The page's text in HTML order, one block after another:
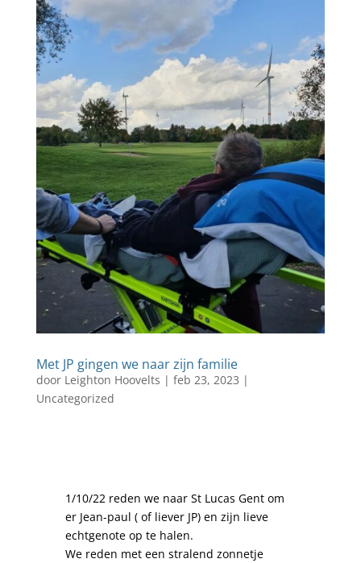
Met JP gingen we naar zijn familie
door Leighton Hoovelts | feb 23, 2023 |
Uncategorized
1/10/22 reden we naar St Lucas Gent om
er Jean-paul ( of liever JP) en zijn lieve
echtgenote op te halen.
We reden met een stralend zonnetje